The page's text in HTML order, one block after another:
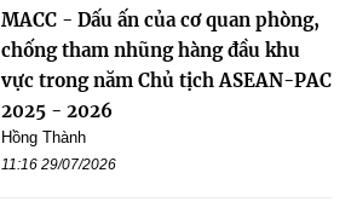
MACC - Dấu ấn của cơ quan phòng,
chống tham nhũng hàng đầu khu
vực trong năm Chủ tịch ASEAN-PAC
2025 - 2026
Hồng Thành
11:16 29/07/2026